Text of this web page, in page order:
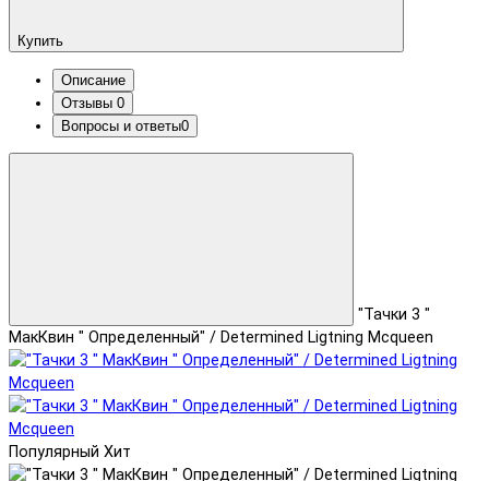
Купить
Описание
Отзывы 0
Вопросы и ответы0
"Тачки 3 "
МакКвин " Определенный" / Determined Ligtning Mcqueen
Популярный Хит